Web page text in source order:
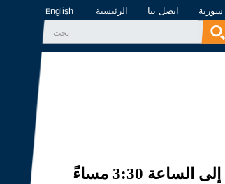
English الرئيسية اتصل بنا سورية
استمارة البحث
‏بحث ‏